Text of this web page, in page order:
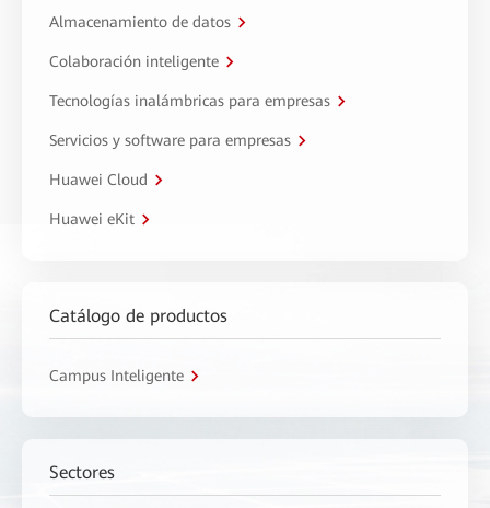
Almacenamiento de datos
Colaboración inteligente
Tecnologías inalámbricas para empresas
Servicios y software para empresas
Huawei Cloud
Huawei eKit
Catálogo de productos
Campus Inteligente
Sectores